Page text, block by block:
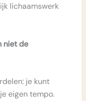
lichaamswerk
niet de
je kunt
eigen tempo.